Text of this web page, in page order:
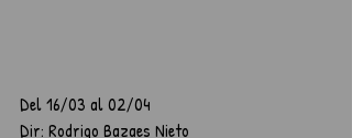
Del 16/03 al 02/04
Dir: Rodrigo Bazaes Nieto